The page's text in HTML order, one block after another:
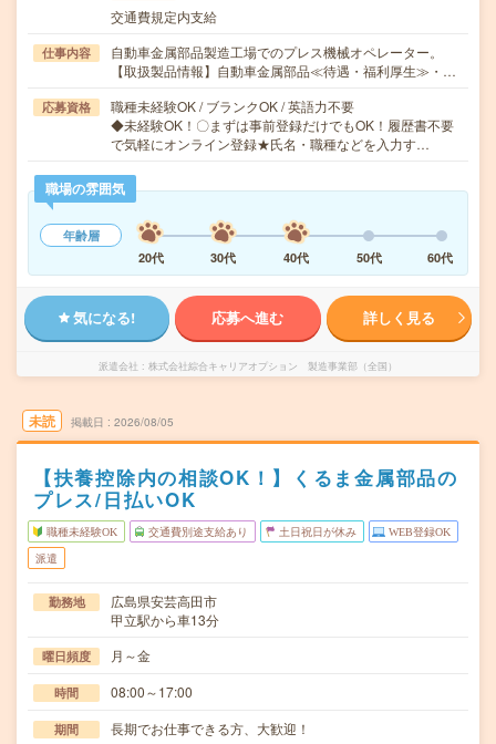
交通費規定内支給
仕事内容
自動車金属部品製造工場でのプレス機械オペレーター。
【取扱製品情報】自動車金属部品≪待遇・福利厚生≫・…
応募資格
職種未経験OK / ブランクOK / 英語力不要
◆未経験OK！〇まずは事前登録だけでもOK！履歴書不要
で気軽にオンライン登録★氏名・職種などを入力す…
職場の雰囲気
年齢層
20代
30代 40代 50代 60代
気になる! 応募へ進む 詳しく見る
派遣会社 株式会社綜合キャリアオプション 製造事業部（全国）
未読 掲載日 2026/08/05
【扶養控除内の相談OK！】くるま金属部品の
プレス/日払いOK
職種未経験OK 交通費別途支給あり 土日祝日が休み WEB登録OK
派遣
勤務地
広島県安芸高田市
甲立駅から車13分
曜日頻度 月～金
時間 08:00～17:00
期間 長期でお仕事できる方、大歓迎！